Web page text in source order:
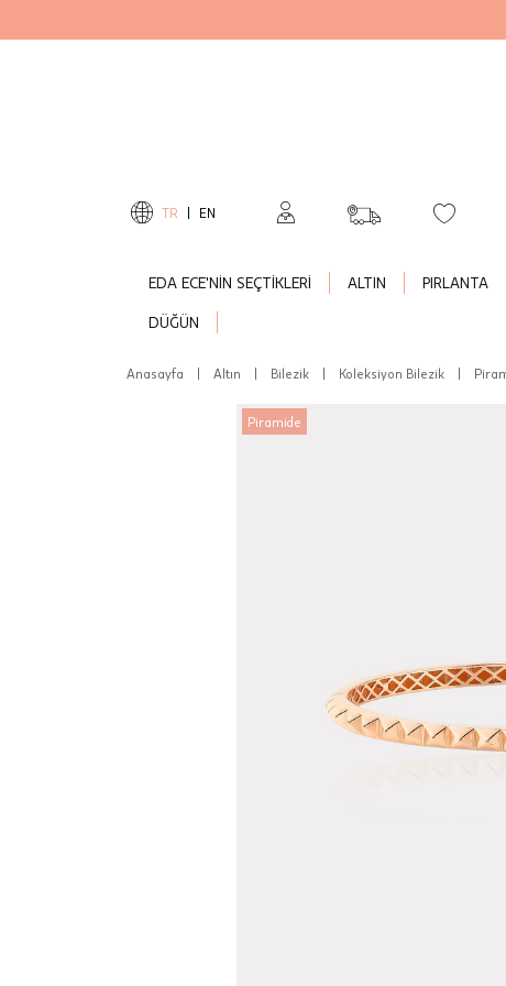
TR EN
EDA ECE'NİN SEÇTİKLERİ ALTIN PIRLANTA
DÜĞÜN
Anasayfa Altın Bilezik Koleksiyon Bilezik
Piramide